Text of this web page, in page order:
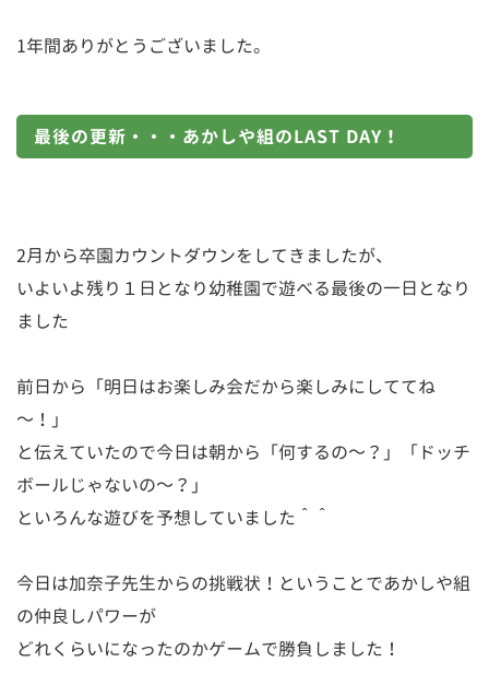
1年間ありがとうございました。
最後の更新・・・あかしや組のLAST DAY！
2月から卒園カウントダウンをしてきましたが、
いよいよ残り１日となり幼稚園で遊べる最後の一日となり
ました
前日から「明日はお楽しみ会だから楽しみにしててね
～！」
と伝えていたので今日は朝から「何するの～？」「ドッチ
ボールじゃないの～？」
といろんな遊びを予想していました＾＾
今日は加奈子先生からの挑戦状！ということであかしや組
の仲良しパワーが
どれくらいになったのかゲームで勝負しました！